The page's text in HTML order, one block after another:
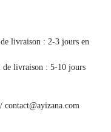
livraison : 2-3 jours en
livraison : 5-10 jours
contact@ayizana.com